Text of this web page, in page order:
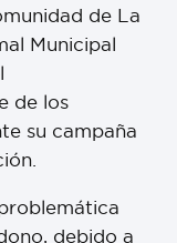
de La
Municipal
de los
su campaña
debido a